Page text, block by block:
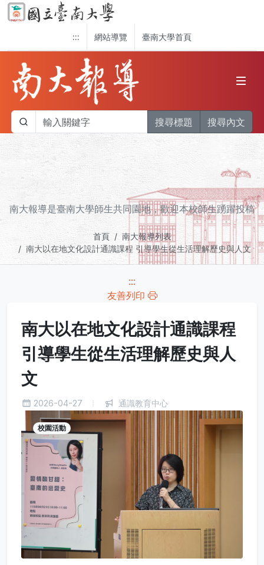
::: 網站導覽 臺南大學首頁
搜尋標題 搜尋內文
南大報導是臺南大學師生共同園地，歡迎本校師生踴躍投稿
首頁
南大報導列表
南大以在地文化設計通識課程 引導學生從生活理解歷史與人文
:::
友善列印
南大以在地文化設計通識課程
引導學生從生活理解歷史與人
文
2026-04-27 通識教育中心
校園活動